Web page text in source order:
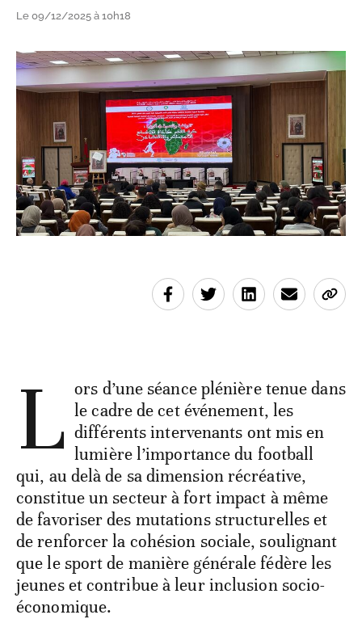
Le 09/12/2025 à 10h18
L ors d’une séance plénière tenue dans
le cadre de cet événement, les
différents intervenants ont mis en
lumière l’importance du football
qui, au delà de sa dimension récréative,
constitue un secteur à fort impact à même
de favoriser des mutations structurelles et
de renforcer la cohésion sociale, soulignant
que le sport de manière générale fédère les
jeunes et contribue à leur inclusion socio-
économique.